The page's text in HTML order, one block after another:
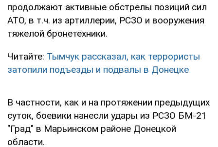
продолжают активные обстрелы позиций сил
АТО, в т.ч. из артиллерии, РСЗО и вооружения
тяжелой бронетехники.
Читайте: Тымчук рассказал, как террористы
затопили подъезды и подвалы в Донецке
В частности, как и на протяжении предыдущих
суток, боевики нанесли удары из РСЗО БМ-21
"Град" в Марьинском районе Донецкой
области.